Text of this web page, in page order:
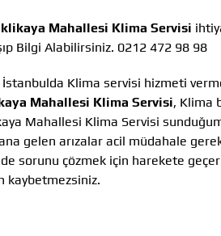
Mahallesi Klima Servisi
Bilgi Alabilirsiniz. 0212 472 98 98
Klima servisi hizmeti
Mahallesi Klima Servisi, Klima
Mahallesi Klima Servisi
gelen arızalar acil müdahale
sorunu çözmek için harekete
kaybetmezsiniz.